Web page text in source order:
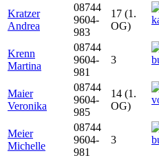
Kratzer
Andrea
08744
9604-
983
17 (1.
OG)
Krenn
Martina
08744
9604-
981
3
Maier
Veronika
08744
9604-
985
14 (1.
OG)
Meier
Michelle
08744
9604-
981
3